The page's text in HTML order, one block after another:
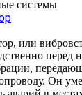
системы
или
перед
Он